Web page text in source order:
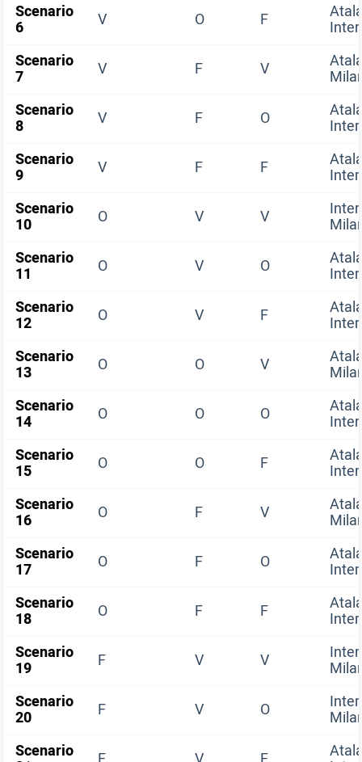
Scenario
6 V O F
Inter
Scenario
7 V F V
Scenario
8 V F O
Inter
Scenario
9 V F F
Inter
Scenario
10 O V V
Scenario
11 O V O
Inter
Scenario
12 O V F
Inter
Scenario
13 O O V
Scenario
14 O O O
Inter
Scenario
15 O O F
Inter
Scenario
16 O F V
Scenario
17 O F O
Inter
Scenario
18 O F F
Inter
Scenario
19 F V V
Scenario
20 F V O
Scenario